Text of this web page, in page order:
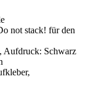
not stack! für den
Aufdruck: Schwarz